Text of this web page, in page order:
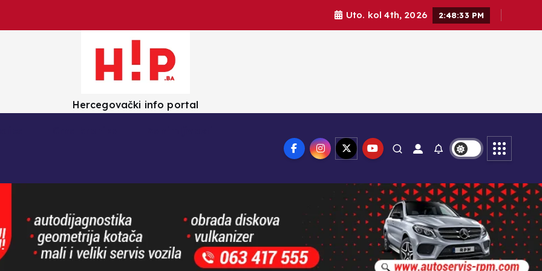
Uto. kol 4th, 2026 2:48:34 PM
Hercegovački info portal